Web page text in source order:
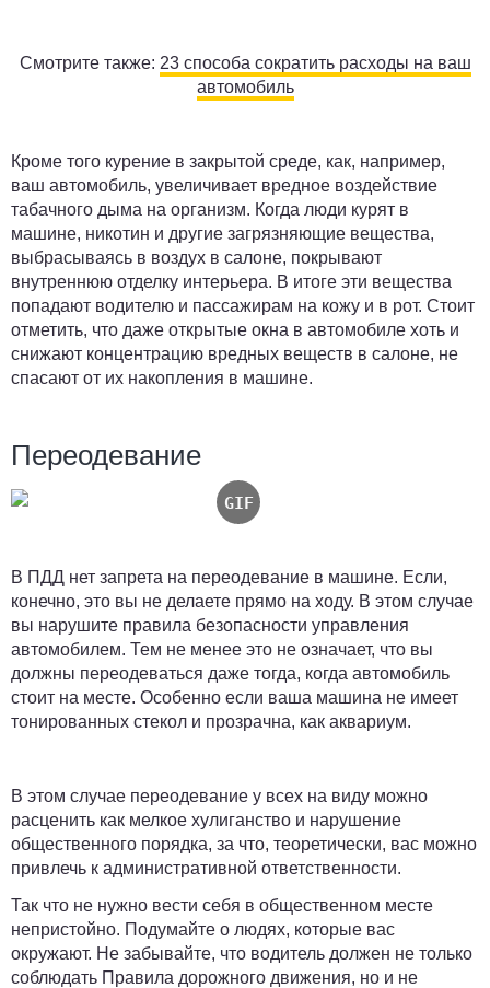
Смотрите также: 23 способа сократить расходы на ваш
автомобиль
Кроме того курение в закрытой среде, как, например,
ваш автомобиль, увеличивает вредное воздействие
табачного дыма на организм. Когда люди курят в
машине, никотин и другие загрязняющие вещества,
выбрасываясь в воздух в салоне, покрывают
внутреннюю отделку интерьера. В итоге эти вещества
попадают водителю и пассажирам на кожу и в рот. Стоит
отметить, что даже открытые окна в автомобиле хоть и
снижают концентрацию вредных веществ в салоне, не
спасают от их накопления в машине.
Переодевание
В ПДД нет запрета на переодевание в машине. Если,
конечно, это вы не делаете прямо на ходу. В этом случае
вы нарушите правила безопасности управления
автомобилем. Тем не менее это не означает, что вы
должны переодеваться даже тогда, когда автомобиль
стоит на месте. Особенно если ваша машина не имеет
тонированных стекол и прозрачна, как аквариум.
В этом случае переодевание у всех на виду можно
расценить как мелкое хулиганство и нарушение
общественного порядка, за что, теоретически, вас можно
привлечь к административной ответственности.
Так что не нужно вести себя в общественном месте
непристойно. Подумайте о людях, которые вас
окружают. Не забывайте, что водитель должен не только
соблюдать Правила дорожного движения, но и не